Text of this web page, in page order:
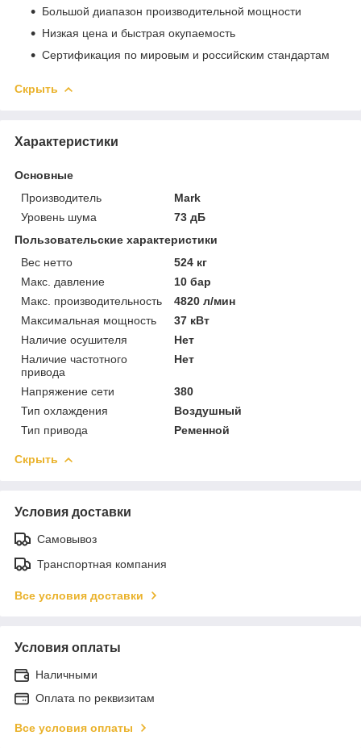
Большой диапазон производительной мощности
Низкая цена и быстрая окупаемость
Сертификация по мировым и российским стандартам
Скрыть
Характеристики
Основные
Производитель
Mark
Уровень шума
73 дБ
Пользовательские характеристики
Вес нетто
524 кг
Макс. давление
10 бар
Макс. производительность
4820 л/мин
Максимальная мощность
37 кВт
Наличие осушителя
Нет
Наличие частотного
привода
Нет
Напряжение сети
380
Тип охлаждения
Воздушный
Тип привода
Ременной
Скрыть
Условия доставки
Самовывоз
Транспортная компания
Все условия доставки
Условия оплаты
Наличными
Оплата по реквизитам
Все условия оплаты